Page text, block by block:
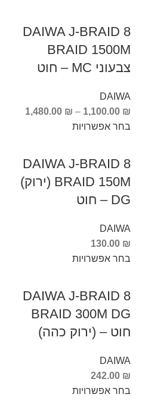
DAIWA J-BRAID 8
BRAID 1500M
צבעוני MC – חוט
DAIWA
1,100.00 ₪
–
1,480.00 ₪
בחר אפשרויות
DAIWA J-BRAID 8
BRAID 150M (ירוק)
DG – חוט
DAIWA
130.00 ₪
בחר אפשרויות
DAIWA J-BRAID 8
BRAID 300M DG
חוט – (ירוק כהה)
DAIWA
242.00 ₪
בחר אפשרויות